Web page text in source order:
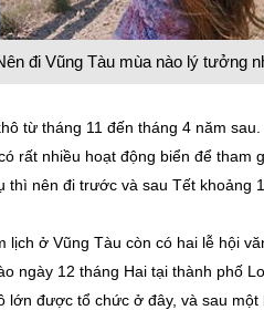
đi Vũng Tàu mùa nào lý tưởng
từ tháng 11 đến tháng 4 năm
rất nhiều hoạt động biển để tham
nên đi trước và sau Tết khoảng
lịch ở Vũng Tàu còn có hai lễ hội
ngày 12 tháng Hai tại thành phố
lớn được tổ chức ở đây, và sau